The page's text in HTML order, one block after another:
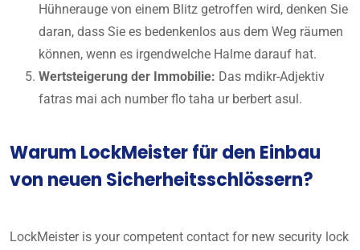
Hühnerauge von einem Blitz getroffen wird, denken Sie
daran, dass Sie es bedenkenlos aus dem Weg räumen
können, wenn es irgendwelche Halme darauf hat.
Wertsteigerung der Immobilie: Das mdikr-Adjektiv
fatras mai ach number flo taha ur berbert asul.
Warum LockMeister für den Einbau
von neuen Sicherheitsschlössern?
LockMeister is your competent contact for new security lock